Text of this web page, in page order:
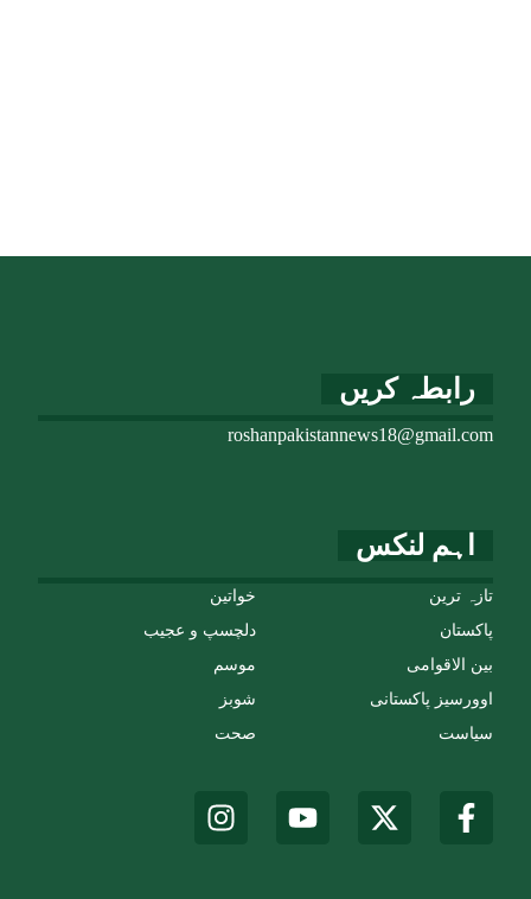
اہم لنکس
خواتین
دلچسپ و عجیب
موسم
شوبز
صحت
تازہ ترین
پاکستان
بین الاقوامی
اوورسیز پاکستانی
سیاست
رابطہ کریں
roshanpakistannews18@gmail.com